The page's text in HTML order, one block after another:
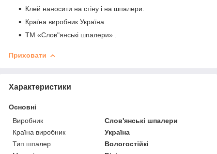
Клей наносити на стіну і на шпалери.
Країна виробник Україна
ТМ «Слов"янські шпалери» .
Приховати
Характеристики
Основні
Виробник
Слов'янські шпалери
Країна виробник
Україна
Тип шпалер
Вологостійкі